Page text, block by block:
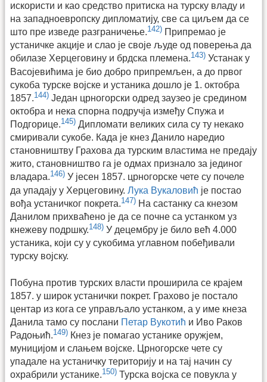
искористи и као средство притиска на турску владу и
на западноевропску дипломатију, све са циљем да се
што пре изведе разграничење.142) Припремао је
устаничке акције и слао је своје људе од поверења да
обилазе Херцеговину и брдска племена.143) Устанак у
Васојевићима је био добро припремљен, а до првог
сукоба турске војске и устаника дошло је 1. октобра
1857.144) Један црногорски одред заузео је средином
октобра и нека спорна подручја између Спужа и
Подгорице.145) Дипломати великих сила су ту некако
смиривали сукобе. Када је кнез Данило наредио
становништву Грахова да турским властима не предају
жито, становништво га је одмах признало за јединог
владара.146) У јесен 1857. црногорске чете су почеле
да упадају у Херцеговину. Лука Вукаловић је постао
вођа устаничког покрета.147) На састанку са кнезом
Данилом прихваћено је да се почне са устанком уз
кнежеву подршку.148) У децембру је било већ 4.000
устаника, који су у сукобима углавном побеђивали
турску војску.
Побуна против турских власти проширила се крајем
1857. у широк устанички покрет. Грахово је постало
центар из кога се управљало устанком, а у име кнеза
Данила тамо су послани Петар Вукотић и Иво Раков
Радоњић.149) Кнез је помагао устанике оружјем,
муницијом и слањем војске. Црногорске чете су
упадале на устаничку територију и на тај начин су
охрабрили устанике.150) Турска војска се повукла у